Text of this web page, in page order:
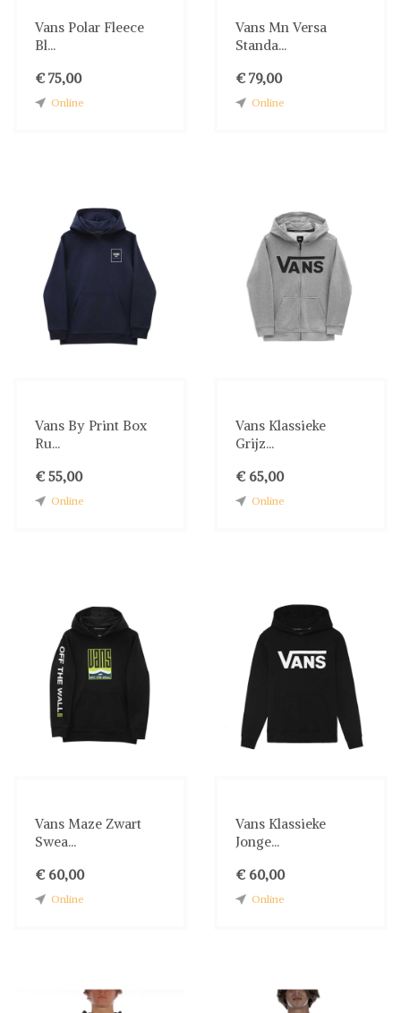
Vans Polar Fleece
Bl...
€ 75,00
Online
Vans Mn Versa
Standa...
€ 79,00
Online
Vans By Print Box
Ru...
€ 55,00
Online
Vans Klassieke
Grijz...
€ 65,00
Online
Vans Maze Zwart
Swea...
€ 60,00
Online
Vans Klassieke
Jonge...
€ 60,00
Online